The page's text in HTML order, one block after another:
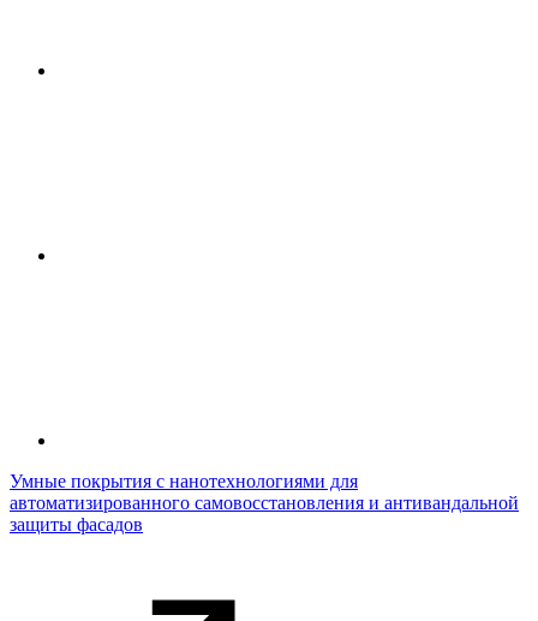
Умные покрытия с нанотехнологиями для
автоматизированного самовосстановления и антивандальной
защиты фасадов